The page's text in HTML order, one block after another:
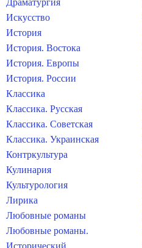
Драматургия
Искусство
История
История. Востока
История. Европы
История. России
Классика
Классика. Русская
Классика. Советская
Классика. Украинская
Контркультура
Кулинария
Культурология
Лирика
Любовные романы
Любовные романы.
Исторический